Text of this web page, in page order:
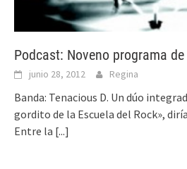
Podcast: Noveno programa
junio 28, 2012 Regina
Banda: Tenacious D. Un dúo
gordito de la Escuela del Rock»,
Entre la [...]